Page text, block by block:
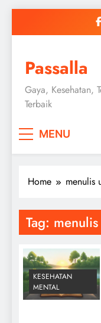
Passalla
Gaya, Kesehatan,
Terbaik
MENU
Home menulis
Tag:
KESEHATAN
MENTAL